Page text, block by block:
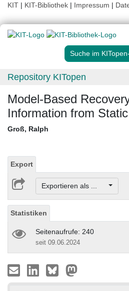
KIT | KIT-Bibliothek | Impressum |
Suche im
Repository KITopen
Model-Based
Information from
Groß, Ralph
Export
Exportieren als ...
Statistiken
Seitenaufrufe: 240
seit 09.06.2024